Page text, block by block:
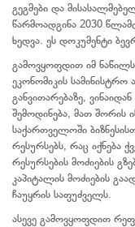
გეგმები და
წარმოადგინა 2030
ხედვა. ეს დოკუმენტი
გამოვყოფდით იმ
ეკონომიკის სამინისტრო
განვითარებაზე,
შემოდინება, მათ შორის
საქართველოში
რესურსებს, რაც იქნება
რესურსების მოძიების
კაპიტალის მოძიების
ჩაუყრის საფუძველს.
ასევე გამოვყოფდით